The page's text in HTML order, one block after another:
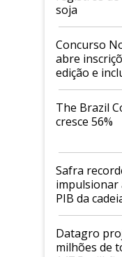
soja
Concurso
abre
edição e
cafés
The Brazil
cresce 56%
Safra
impulsionar
PIB da
biodiesel
Datagro
milhões de